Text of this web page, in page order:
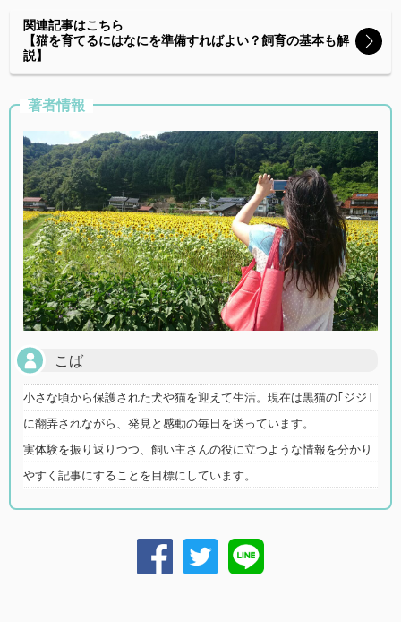
関連記事はこちら
【猫を育てるにはなにを準備すればよい？飼育の基本も解
説】
著者情報
こば
小さな頃から保護された犬や猫を迎えて生活。現在は黒猫の｢ジジ｣
に翻弄されながら、発見と感動の毎日を送っています。
実体験を振り返りつつ、飼い主さんの役に立つような情報を分かり
やすく記事にすることを目標にしています。